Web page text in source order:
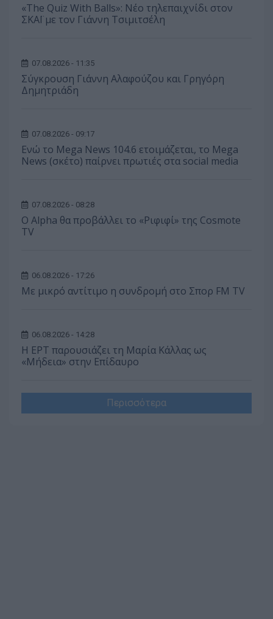
«The Quiz With Balls»: Νέο τηλεπαιχνίδι στον
ΣΚΑΪ με τον Γιάννη Τσιμιτσέλη
07.08.2026 - 11:35
Σύγκρουση Γιάννη Αλαφούζου και Γρηγόρη
Δημητριάδη
07.08.2026 - 09:17
Ενώ το Mega News 104.6 ετοιμάζεται, το Mega
News (σκέτο) παίρνει πρωτιές στα social media
07.08.2026 - 08:28
Ο Alpha θα προβάλλει το «Ριφιφί» της Cosmote
TV
06.08.2026 - 17:26
Με μικρό αντίτιμο η συνδρομή στο Σπορ FM TV
06.08.2026 - 14:28
Η ΕΡΤ παρουσιάζει τη Μαρία Κάλλας ως
«Μήδεια» στην Επίδαυρο
Περισσότερα